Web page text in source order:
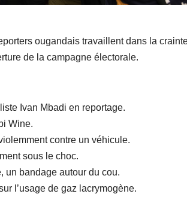
ougandais travaillent dans la
de la campagne électorale.
Ivan Mbadi en reportage.
Wine.
contre un véhicule.
sous le choc.
un bandage autour du cou.
l’usage de gaz lacrymogène.